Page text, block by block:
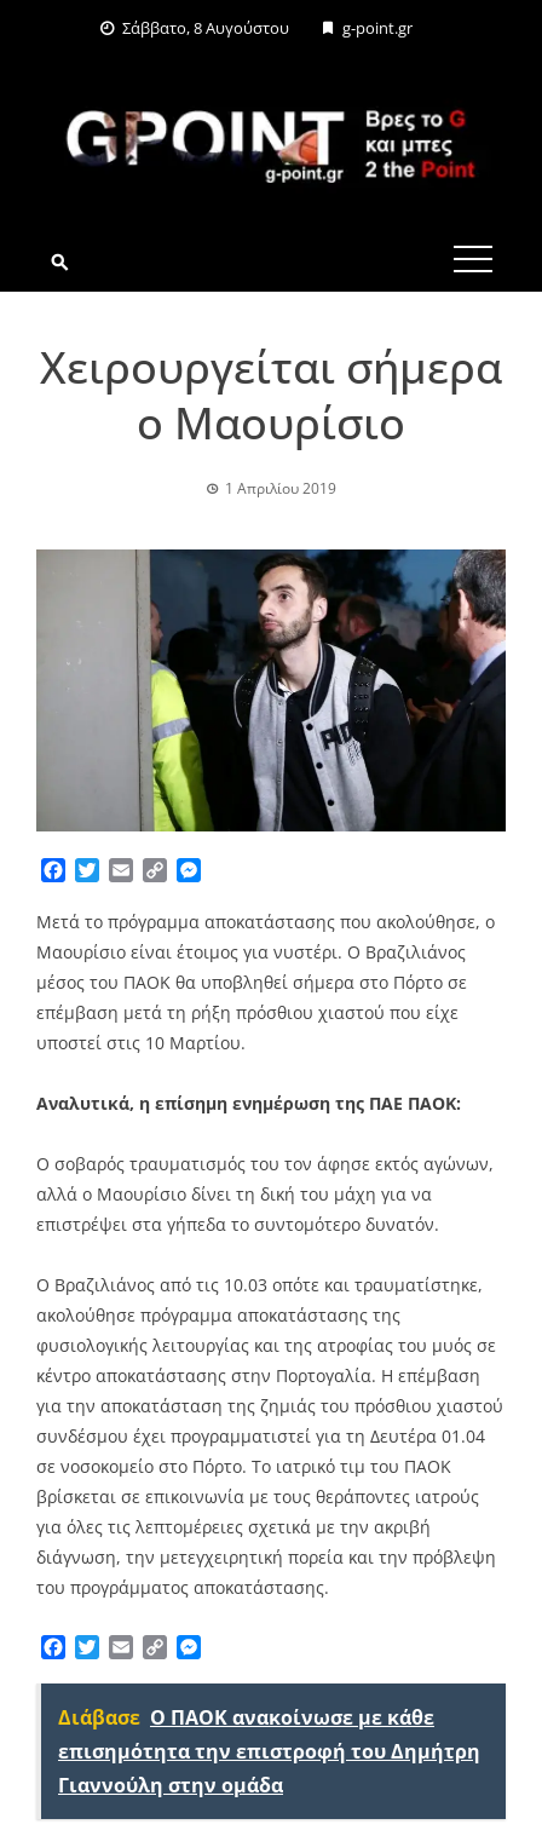
Σάββατο, 8 Αυγούστου g-point.gr
G-POINT.GR
Χειρουργείται σήμερα
ο Μαουρίσιο
1 Απριλίου 2019
Facebook
TwitterEmailCopy
Μετά το πρόγραμμα αποκατάστασης που ακολούθησε, ο
Μαουρίσιο είναι έτοιμος για νυστέρι. Ο Βραζιλιάνος
μέσος του ΠΑΟΚ θα υποβληθεί σήμερα στο Πόρτο σε
επέμβαση μετά τη ρήξη πρόσθιου χιαστού που είχε
υποστεί στις 10 Μαρτίου.
Αναλυτικά, η επίσημη ενημέρωση της ΠΑΕ ΠΑΟΚ:
Ο σοβαρός τραυματισμός του τον άφησε εκτός αγώνων,
αλλά ο Μαουρίσιο δίνει τη δική του μάχη για να
επιστρέψει στα γήπεδα το συντομότερο δυνατόν.
Ο Βραζιλιάνος από τις 10.03 οπότε και τραυματίστηκε,
ακολούθησε πρόγραμμα αποκατάστασης της
φυσιολογικής λειτουργίας και της ατροφίας του μυός σε
κέντρο αποκατάστασης στην Πορτογαλία. Η επέμβαση
για την αποκατάσταση της ζημιάς του πρόσθιου χιαστού
συνδέσμου έχει προγραμματιστεί για τη Δευτέρα 01.04
σε νοσοκομείο στο Πόρτο. Το ιατρικό τιμ του ΠΑΟΚ
βρίσκεται σε επικοινωνία με τους θεράποντες ιατρούς
για όλες τις λεπτομέρειες σχετικά με την ακριβή
διάγνωση, την μετεγχειρητική πορεία και την πρόβλεψη
του προγράμματος αποκατάστασης.
Facebook
TwitterEmailCopy
Διάβασε Ο ΠΑΟΚ ανακοίνωσε με κάθε
επισημότητα την επιστροφή του Δημήτρη
Γιαννούλη στην ομάδα